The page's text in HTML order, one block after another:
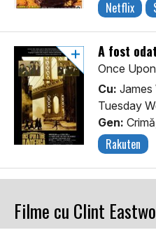
Netflix
A fost
Once
Cu: James
Tuesday
Gen:
Rakuten
Filme cu Clint